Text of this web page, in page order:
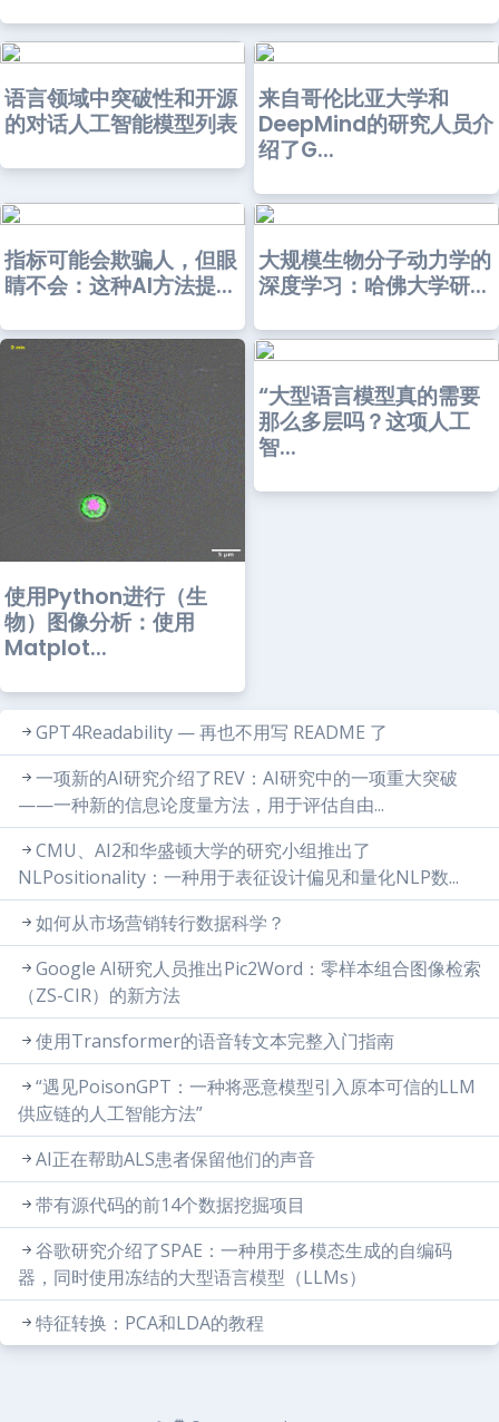
语言领域中突破性和开源
的对话人工智能模型列表
来自哥伦比亚大学和
DeepMind的研究人员介
绍了G...
指标可能会欺骗人，但眼
睛不会：这种AI方法提...
大规模生物分子动力学的
深度学习：哈佛大学研...
使用Python进行（生
物）图像分析：使用
Matplot...
“大型语言模型真的需要
那么多层吗？这项人工
智...
GPT4Readability — 再也不用写 README 了
一项新的AI研究介绍了REV：AI研究中的一项重大突破
——一种新的信息论度量方法，用于评估自由...
CMU、AI2和华盛顿大学的研究小组推出了
NLPositionality：一种用于表征设计偏见和量化NLP数...
如何从市场营销转行数据科学？
Google AI研究人员推出Pic2Word：零样本组合图像检索
（ZS-CIR）的新方法
使用Transformer的语音转文本完整入门指南
“遇见PoisonGPT：一种将恶意模型引入原本可信的LLM
供应链的人工智能方法”
AI正在帮助ALS患者保留他们的声音
带有源代码的前14个数据挖掘项目
谷歌研究介绍了SPAE：一种用于多模态生成的自编码
器，同时使用冻结的大型语言模型（LLMs）
特征转换：PCA和LDA的教程